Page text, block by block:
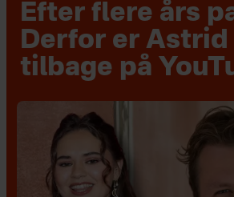
Efter flere års
Derfor er Astrid
tilbage på